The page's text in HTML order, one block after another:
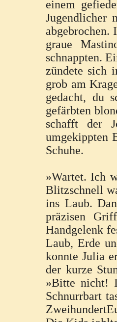
einem
Jugendlicher
abgebrochen.
graue
schnappten.
zündete sich
grob am
gedacht, du
gefärbten
schafft der
umgekippten
Schuhe.
»Wartet. Ich
Blitzschnell
ins Laub.
präzisen
Handgelenk
Laub, Erde
konnte Julia
der kurze
»Bitte nicht!
Schnurrbart